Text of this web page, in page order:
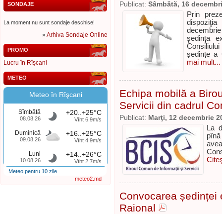
SONDAJE
La moment nu sunt sondaje deschise!
»Arhiva Sondaje Online
PROMO
Lucru în Rîșcani
METEO
Meteo în Rîşcani
Sîmbătă
08.08.26
+20..+25°C
Vînt 6.9m/s
Duminică
09.08.26
+16..+25°C
Vînt 4.9m/s
Luni
10.08.26
+14..+26°C
Vînt 2.7m/s
Meteo pentru 10 zile
meteo2.md
Publicat: Sâmbătă, 16
Prin
şedinţa
ședințe a
mai mult...
Echipa mobilă a
Servicii din cadrul
Publicat: Marţi, 12 decembrie
La
Convocarea ședinței
Raional